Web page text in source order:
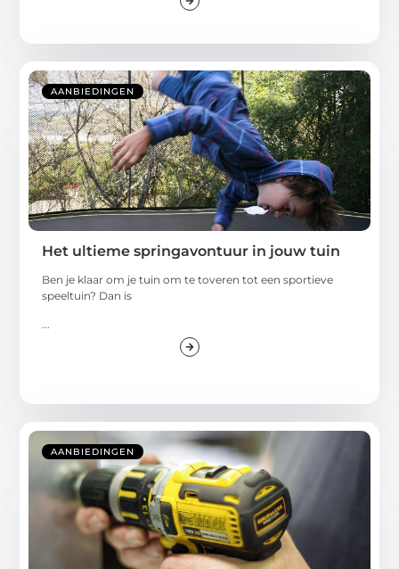
AANBIEDINGEN
Het ultieme springavontuur in jouw tuin
Ben je klaar om je tuin om te toveren tot een sportieve
speeltuin? Dan is
AANBIEDINGEN